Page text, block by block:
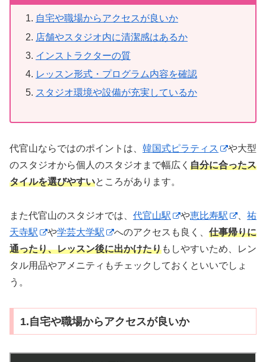
自宅や職場からアクセスが良いか
店舗やスタジオ内に清潔感はあるか
インストラクターの質
レッスン形式・プログラム内容を確認
スタジオ環境や設備が充実しているか
代官山ならではのポイントは、 韓国式ピラティス
や大型
のスタジオから個人のスタジオまで幅広く 自分に合ったス
タイルを選びやすいところがあります。
また代官山のスタジオでは、 代官山駅 や恵比寿駅
祐
天寺駅
や学芸大学駅 へのアクセスも良く、 仕事帰りに
通ったり、レッスン後に出かけたりもしやすいため、レン
タル用品やアメニティもチェックしておくといいでしょ
う。
1.自宅や職場からアクセスが良いか